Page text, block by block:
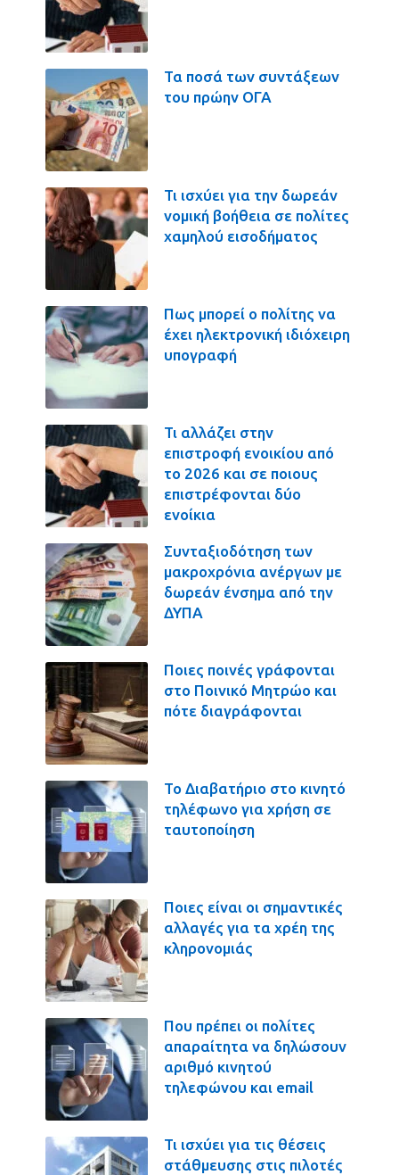
Τα ποσά των συντάξεων
του πρώην ΟΓΑ
Τι ισχύει για την δωρεάν
νομική βοήθεια σε πολίτες
χαμηλού εισοδήματος
Πως μπορεί ο πολίτης να
έχει ηλεκτρονική ιδιόχειρη
υπογραφή
Τι αλλάζει στην
επιστροφή ενοικίου από
το 2026 και σε ποιους
επιστρέφονται δύο
ενοίκια
Συνταξιοδότηση των
μακροχρόνια ανέργων με
δωρεάν ένσημα από την
ΔΥΠΑ
Ποιες ποινές γράφονται
στο Ποινικό Μητρώο και
πότε διαγράφονται
Το Διαβατήριο στο κινητό
τηλέφωνο για χρήση σε
ταυτοποίηση
Ποιες είναι οι σημαντικές
αλλαγές για τα χρέη της
κληρονομιάς
Που πρέπει οι πολίτες
απαραίτητα να δηλώσουν
αριθμό κινητού
τηλεφώνου και email
Τι ισχύει για τις θέσεις
στάθμευσης στις πιλοτές